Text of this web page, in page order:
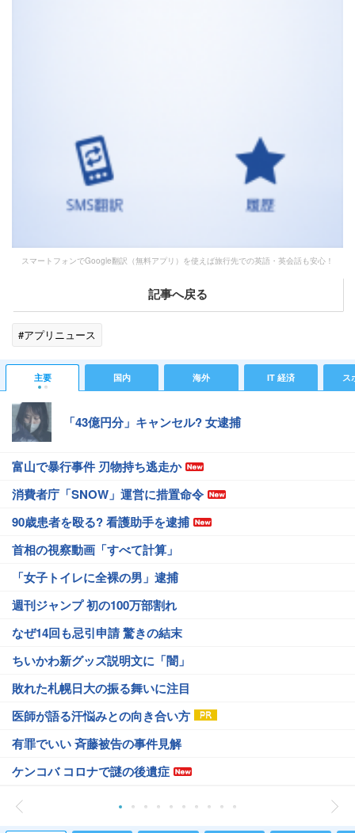
スマートフォンでGoogle翻訳（無料アプリ）を使えば旅行先での英語・英会話も安心！
記事へ戻る
#アプリニュース
主要 国内 海外 IT 経済 ス
「43億円分」キャンセル? 女逮捕
富山で暴行事件 刃物持ち逃走か
消費者庁「SNOW」運営に措置命令
90歳患者を殴る? 看護助手を逮捕
首相の視察動画「すべて計算」
「女子トイレに全裸の男」逮捕
週刊ジャンプ 初の100万部割れ
なぜ14回も忌引申請 驚きの結末
ちいかわ新グッズ説明文に「闇」
敗れた札幌日大の振る舞いに注目
医師が語る汗悩みとの向き合い方
有罪でいい 斉藤被告の事件見解
ケンコバ コロナで謎の後遺症